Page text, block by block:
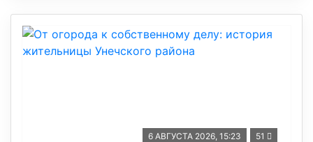
6 АВГУСТА 2026, 15:23 51